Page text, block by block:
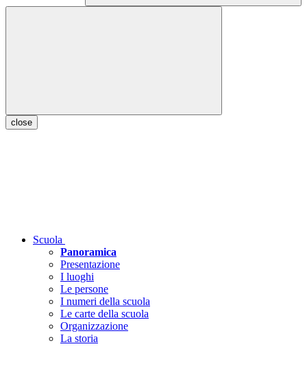
close
Scuola
Panoramica
Presentazione
I luoghi
Le persone
I numeri della scuola
Le carte della scuola
Organizzazione
La storia